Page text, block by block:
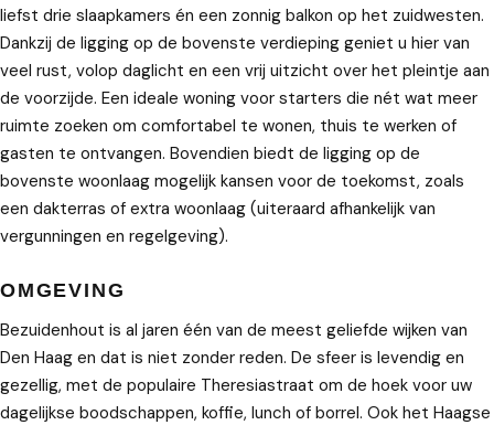
liefst drie slaapkamers én een zonnig balkon op het zuidwesten.
Dankzij de ligging op de bovenste verdieping geniet u hier van
veel rust, volop daglicht en een vrij uitzicht over het pleintje aan
de voorzijde. Een ideale woning voor starters die nét wat meer
ruimte zoeken om comfortabel te wonen, thuis te werken of
gasten te ontvangen. Bovendien biedt de ligging op de
bovenste woonlaag mogelijk kansen voor de toekomst, zoals
een dakterras of extra woonlaag (uiteraard afhankelijk van
vergunningen en regelgeving).
OMGEVING
Bezuidenhout is al jaren één van de meest geliefde wijken van
Den Haag en dat is niet zonder reden. De sfeer is levendig en
gezellig, met de populaire Theresiastraat om de hoek voor uw
dagelijkse boodschappen, koffie, lunch of borrel. Ook het Haagse